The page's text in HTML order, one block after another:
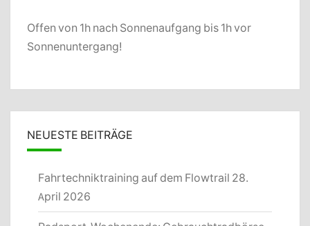
Offen von 1h nach Sonnenaufgang bis 1h vor
Sonnenuntergang!
NEUESTE BEITRÄGE
Fahrtechniktraining auf dem Flowtrail 28.
April 2026